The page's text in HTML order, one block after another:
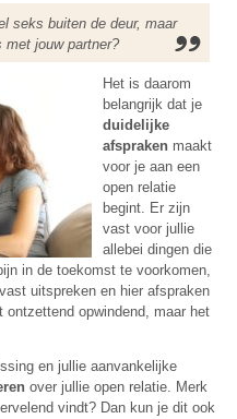
seks buiten de deur, maar
jouw partner?
Het is daarom
belangrijk dat je
duidelijke
afspraken maakt
voor je aan een
open relatie
begint. Er zijn
vast voor jullie
allebei dingen die
in de toekomst te voorkomen,
uitspreken en hier afspraken
opwindend, maar het
en jullie aanvankelijke
over jullie open relatie. Merk
vindt? Dan kun je dit ook